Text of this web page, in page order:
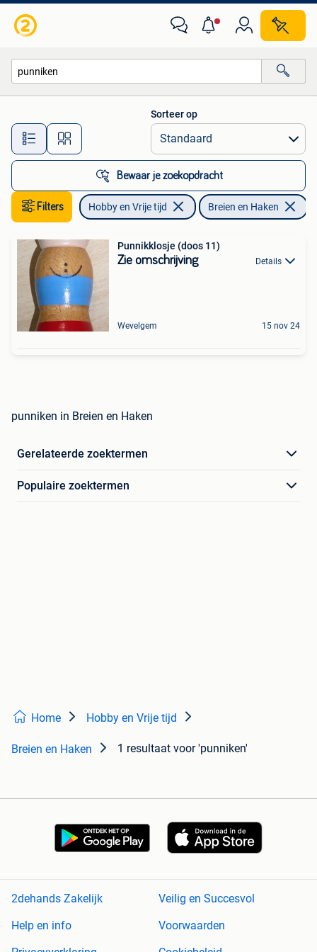
Alle afstanden…
Sorteer op
Bewaar je zoekopdracht
Filters Hobby en Vrije tijd Breien en Haken
Punnikklosje (doos 11)
Zie omschrijving Details
Wevelgem 15 nov 24
punniken in Breien en Haken
Gerelateerde zoektermen
Populaire zoektermen
Home Hobby en Vrije tijd
Breien en Haken 1 resultaat voor 'punniken'
2dehands Zakelijk
Veilig en Succesvol
Help en info
Voorwaarden